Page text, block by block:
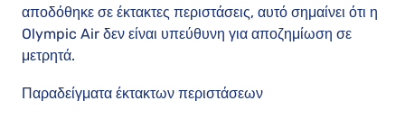
αποδόθηκε σε έκτακτες περιστάσεις, αυτό σημαίνει ότι η
Olympic Air δεν είναι υπεύθυνη για αποζημίωση σε
μετρητά.
Παραδείγματα έκτακτων περιστάσεων